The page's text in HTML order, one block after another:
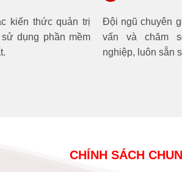
kiến thức quản trị
dụng phần mềm
Đội ngũ chuyên
vấn và chăm
nghiệp, luôn sẵn
CHÍNH SÁCH